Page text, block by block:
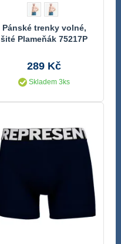
Pánské trenky volné,
šité Plameňák 75217P
289 Kč
Skladem 3ks